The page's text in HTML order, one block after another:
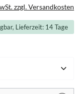
zzgl. Versandkosten
Lieferzeit: 14 Tage